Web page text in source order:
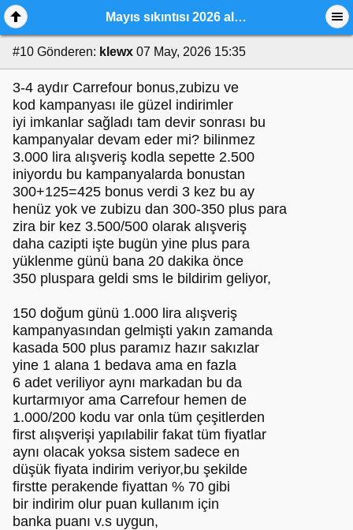
Mayıs sıkıntısı 2026 alışveriş ve indirim günleri,
#10 Gönderen: klewx 07 May, 2026 15:35
3-4 aydır Carrefour bonus,zubizu ve
kod kampanyası ile güzel indirimler
iyi imkanlar sağladı tam devir sonrası bu
kampanyalar devam eder mi? bilinmez
3.000 lira alışveriş kodla sepette 2.500
iniyordu bu kampanyalarda bonustan
300+125=425 bonus verdi 3 kez bu ay
henüz yok ve zubizu dan 300-350 plus para
zira bir kez 3.500/500 olarak alışveriş
daha cazipti işte bugün yine plus para
yüklenme günü bana 20 dakika önce
350 pluspara geldi sms le bildirim geliyor,
150 doğum günü 1.000 lira alışveriş
kampanyasından gelmişti yakın zamanda
kasada 500 plus paramız hazır sakızlar
yine 1 alana 1 bedava ama en fazla
6 adet veriliyor aynı markadan bu da
kurtarmıyor ama Carrefour hemen de
1.000/200 kodu var onla tüm çeşitlerden
first alışverişi yapılabilir fakat tüm fiyatlar
aynı olacak yoksa sistem sadece en
düşük fiyata indirim veriyor,bu şekilde
firstte perakende fiyattan % 70 gibi
bir indirim olur puan kullanım için
banka puanı v.s uygun,